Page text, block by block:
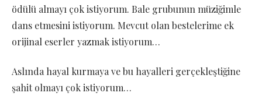
ödülü almayı çok istiyorum. Bale grubunun müziğimle
dans etmesini istiyorum. Mevcut olan bestelerime ek
orijinal eserler yazmak istiyorum…
Aslında hayal kurmaya ve bu hayalleri gerçekleştiğine
şahit olmayı çok istiyorum…